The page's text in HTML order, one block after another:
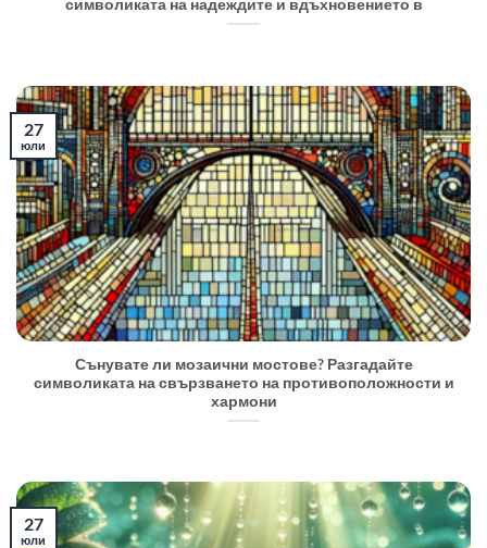
символиката на надеждите и вдъхновението в
Сънувате ли мозаични мостове? Разгадайте
символиката на свързването на противоположности и
хармони
27
юли
27
юли